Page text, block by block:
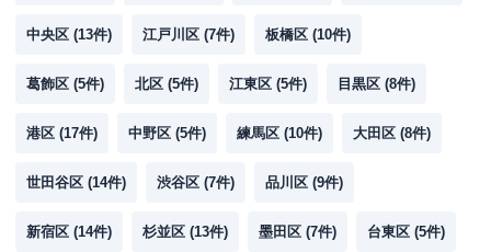
中央区 (13件) 江戸川区 (7件) 板橋区 (10件)
葛飾区 (5件) 北区 (5件) 江東区 (5件) 目黒区 (8件)
港区 (17件) 中野区 (5件) 練馬区 (10件) 大田区 (8件)
世田谷区 (14件) 渋谷区 (7件) 品川区 (9件)
新宿区 (14件) 杉並区 (13件) 墨田区 (7件) 台東区 (5件)